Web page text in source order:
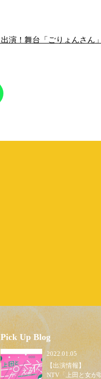
演！舞台「ごりょんさ
Pick Up Blog
2022.01.05
【出演情報】
NTV「上田と女が